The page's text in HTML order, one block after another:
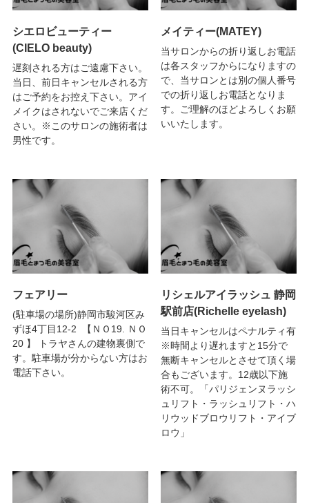
シエロビューティー
(CIELO beauty)
遅刻される方はご遠慮下さい。
当日、前日キャンセルされる方
はご予約をお控え下さい。アイ
メイクはされないでご来店くだ
さい。※このサロンの施術者は
男性です。
メイティー(MATEY)
当サロンからの折り返しお電話
は各スタッフからになりますの
で、当サロンとは別の個人番号
での折り返しお電話となりま
す。ご理解のほどよろしくお願
いいたします。
フェアリー
(駐車場の場所)静岡市駿河区み
ずほ4丁目12-2 【ＮＯ19. ＮＯ
20 】 トラヤさんの建物裏側で
す。駐車場が分からない方はお
電話下さい。
リシェルアイラッシュ 静岡
駅前店(Richelle eyelash)
当日キャンセルはペナルティ有
※時間より遅れますと15分で
無断キャンセルとさせて頂く場
合もございます。12歳以下施
術不可。「パリジェンヌラッシ
ュリフト・ラッシュリフト・ハ
リウッドブロウリフト・アイブ
ロウ」